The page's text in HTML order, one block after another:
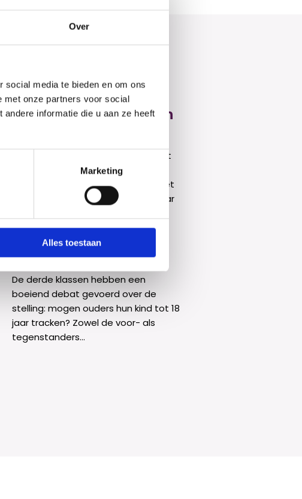
Over
media te bieden en om ons
met onze partners voor social
informatie die u aan ze heeft
Marketing
Alles toestaan
Team NL Moves – 3e en
Vrijdag 5 juni was een dag om nooit
te vergeten! Met maar liefst twee
Streetdance teams reisden we met
het Stedelijk Dalton College Alkmaar
Debat
De derde klassen hebben een
boeiend debat gevoerd over de
stelling: mogen ouders hun kind tot 18
jaar tracken? Zowel de voor- als
tegenstanders...